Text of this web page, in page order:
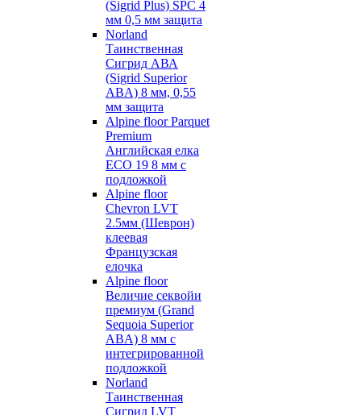
(Sigrid Plus) SPC 4
мм 0,5 мм защита
Norland
Таинственная
Сигрид АВА
(Sigrid Superior
ABA) 8 мм, 0,55
мм защита
Alpine floor Parquet
Premium
Английская елка
ECO 19 8 мм с
подложкой
Alpine floor
Chevron LVT
2.5мм (Шеврон)
клеевая
Французская
елочка
Alpine floor
Величие секвойи
премиум (Grand
Sequoia Superior
ABA) 8 мм с
интегрированной
подложкой
Norland
Таинственная
Сигрид LVT